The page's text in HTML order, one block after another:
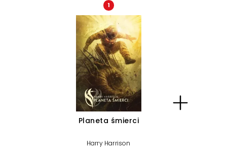
1
Planeta śmierci
Harry Harrison